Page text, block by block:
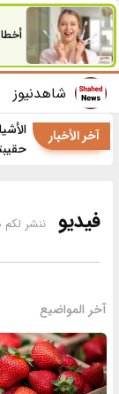
شاهدنیوز
آخر الأخبار
فیدیو ننشر لكم
آخر المواضيع